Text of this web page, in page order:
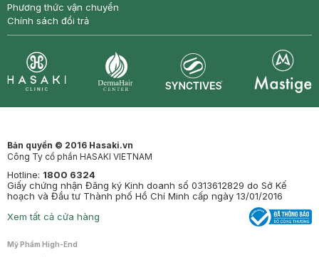
Phương thức vận chuyển
Chính sách đổi trả
Bản quyền © 2016 Hasaki.vn
Công Ty cổ phần HASAKI VIETNAM
Hotline: 1800 6324
Giấy chứng nhận Đăng ký Kinh doanh số 0313612829 do Sở Kế
hoạch và Đầu tư Thành phố Hồ Chí Minh cấp ngày 13/01/2016
Xem tất cả cửa hàng
Mỹ Phẩm High-End